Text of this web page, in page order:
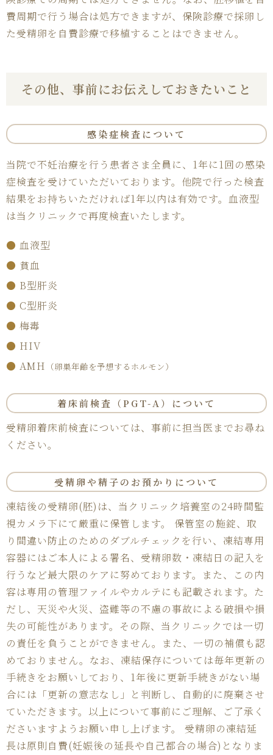
費周期で行う場合は処方できますが、保険診療で採卵し
た受精卵を自費診療で移植することはできません。
その他、 事前にお伝えしておきたいこと
感染症検査について
当院で不妊治療を行う患者さま全員に、1年に1回の感染
症検査を受けていただいております。他院で行った検査
結果をお持ちいただければ1年以内は有効です。血液型
は当クリニックで再度検査いたします。
● 血液型
● 貧血
● B型肝炎
● C型肝炎
● 梅毒
● HIV
● AMH （卵巣年齢を予想するホルモン）
着床前検査（PGT-A）について
受精卵着床前検査については、事前に担当医までお尋ね
ください。
受精卵や精子の お預かりについて
凍結後の受精卵(胚)は、当クリニック培養室の24時間監
視カメラ下にて厳重に保管します。 保管室の施錠、取
り間違い防止のためのダブルチェックを行い、凍結専用
容器にはご本人による署名、受精卵数・凍結日の記入を
行うなど最大限のケアに努めております。また、この内
容は専用の管理ファイルやカルテにも記載されます。た
だし、天災や火災、盗難等の不慮の事故による破損や損
失の可能性があります。その際、当クリニックでは一切
の責任を負うことができません。また、一切の補償も認
めておりません。なお、凍結保存については毎年更新の
手続きをお願いしており、1年後に更新手続きがない場
合には「更新の意志なし」と判断し、自動的に廃棄させ
ていただきます。以上について事前にご理解、ご了承く
ださいますようお願い申し上げます。 受精卵の凍結延
長は原則自費(妊娠後の延長や自己都合の場合)となりま